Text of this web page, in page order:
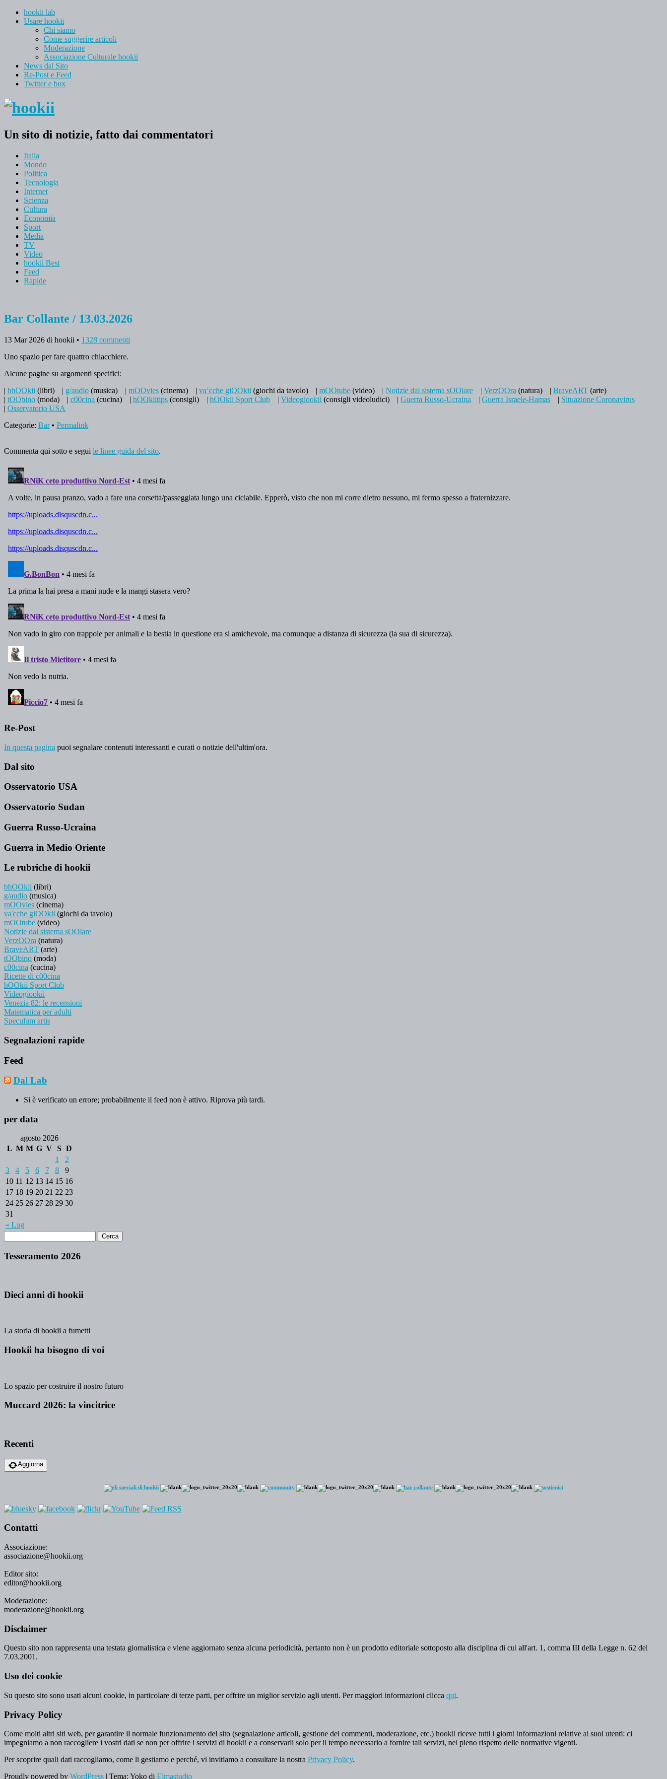
hookii lab
Usare hookii
Chi siamo
Come suggerire articoli
Moderazione
Associazione Culturale hookii
News dal Sito
Re-Post e Feed
Twitter e box
Un sito di notizie, fatto dai commentatori
Italia
Mondo
Politica
Tecnologia
Internet
Scienza
Cultura
Economia
Sport
Media
TV
Video
hookii Best
Feed
Rapide
Bar Collante / 13.03.2026
13 Mar 2026 di hookii • 1328 commenti
Uno spazio per fare quattro chiacchiere.
Alcune pagine su argomenti specifici:
| bhOOkii (libri) | g/audio (musica) | mOOvies (cinema) | va’cche giOOkii (giochi da tavolo) | mOOtube (video) | Notizie dal sistema sOOlare | VerzOOra (natura) | BraveART (arte)
| tOObino (moda) | c00cina (cucina) | hOOkiitips (consigli) | hOOkii Sport Club | Videogiookii (consigli videoludici) | Guerra Russo-Ucraina | Guerra Israele-Hamas | Situazione Coronavirus
| Osservatorio USA
Categorie: Bar• Permalink
Commenta qui sotto e segui le linee guida del sito.
Re-Post
In questa pagina puoi segnalare contenuti interessanti e curati o notizie dell'ultim'ora.
Dal sito
Osservatorio USA
Osservatorio Sudan
Guerra Russo-Ucraina
Guerra in Medio Oriente
Le rubriche di hookii
bhOOkii (libri)
g/audio (musica)
mOOvies (cinema)
va'cche giOOkii (giochi da tavolo)
mOOtube (video)
Notizie dal sistema sOOlare
VerzOOra (natura)
BraveART (arte)
tOObino (moda)
c00cina (cucina)
Ricette di c00cina
hOOkii Sport Club
Videogiookii
Venezia 82: le recensioni
Matematica per adulti
Speculum artis
Segnalazioni rapide
Feed
Dal Lab
Si è verificato un errore; probabilmente il feed non è attivo. Riprova più tardi.
per data
agosto 2026
L M M G V S D
« Lug
1
2
3
4 5 6 7 8
9
10 11 12 13 14 15 16
17 18 19 20 21 22 23
24 25 26 27 28 29 30
31
Tesseramento 2026
Dieci anni di hookii
La storia di hookii a fumetti
Hookii ha bisogno di voi
Lo spazio per costruire il nostro futuro
Muccard 2026: la vincitrice
Recenti
Aggiorna
Contatti
Associazione:
associazione@hookii.org
Editor sito:
editor@hookii.org
Moderazione:
moderazione@hookii.org
Disclaimer
Questo sito non rappresenta una testata giornalistica e viene aggiornato senza alcuna periodicità, pertanto non è un prodotto editoriale sottoposto alla disciplina di cui all'art. 1, comma III della Legge n. 62 del
7.03.2001.
Uso dei cookie
Su questo sito sono usati alcuni cookie, in particolare di terze parti, per offrire un miglior servizio agli utenti. Per maggiori informazioni clicca qui.
Privacy Policy
Come molti altri siti web, per garantire il normale funzionamento del sito (segnalazione articoli, gestione dei commenti, moderazione, etc.) hookii riceve tutti i giorni informazioni relative ai suoi utenti: ci
impegniamo a non raccogliere i vostri dati se non per offrire i servizi di hookii e a conservarli solo per il tempo necessario a fornire tali servizi, nel pieno rispetto delle normative vigenti.
Per scoprire quali dati raccogliamo, come li gestiamo e perché, vi invitiamo a consultare la nostra Privacy Policy.
Proudly powered by WordPress | Tema: Yoko di Elmastudio